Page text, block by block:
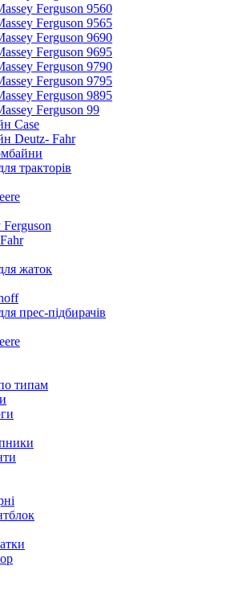
Ferguson 9560
Ferguson 9565
Ferguson 9690
Ferguson 9695
Ferguson 9790
Ferguson 9795
Ferguson 9895
Ferguson 99
Case
Deutz- Fahr
тракторів
Ferguson
жаток
прес-підбирачів
типам